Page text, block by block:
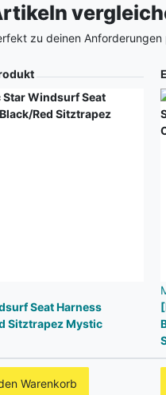
zu deinen Anforderungen
Seat Harness
Sitztrapez Mystic
Warenkorb